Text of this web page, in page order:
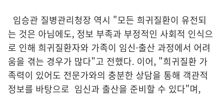
임승관 질병관리청장 역시 "모든 희귀질환이 유전되
는 것은 아님에도, 정보 부족과 부정적인 사회적 인식으
로 인해 희귀질환자와 가족이 임신·출산 과정에서 어려
움을 겪는 경우가 많다"고 전했다. 이어, "희귀질환 가
족력이 있어도 전문가와의 충분한 상담을 통해 객관적
정보를 바탕으로 임신과 출산을 준비할 수 있다"며,